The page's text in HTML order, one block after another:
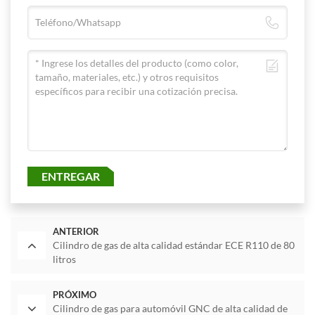
ENTREGAR
ANTERIOR
Cilindro de gas de alta calidad estándar ECE R110 de 80
litros
PRÓXIMO
Cilindro de gas para automóvil GNC de alta calidad de